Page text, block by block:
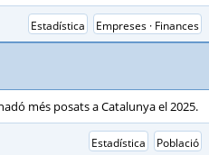
Empreses · Finances
Estadística
més posats a Catalunya el 2025.
Població
Estadística